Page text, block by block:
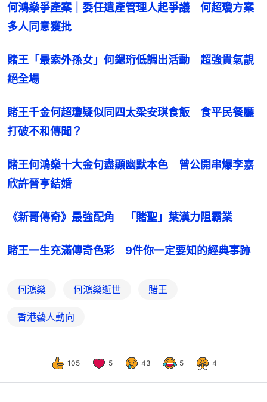
何鴻燊爭產案｜委任遺產管理人起爭議　何超瓊方案
多人同意獲批
賭王「最索外孫女」何鍶珩低調出活動　超強貴氣靚
絕全場
賭王千金何超瓊疑似同四太梁安琪食飯　食平民餐廳
打破不和傳聞？
賭王何鴻燊十大金句盡顯幽默本色　曾公開串爆李嘉
欣許晉亨結婚
《新哥傳奇》最強配角　「賭聖」葉漢力阻霸業
賭王一生充滿傳奇色彩　9件你一定要知的經典事跡
何鴻燊 何鴻燊逝世 賭王
香港藝人動向
105 5 43 5 4